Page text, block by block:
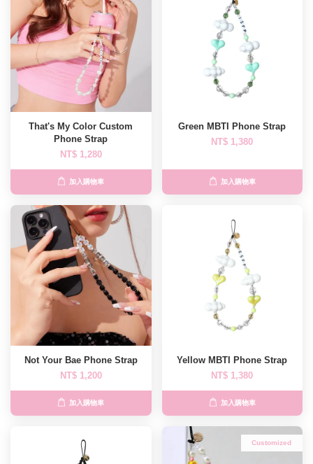
That's My Color Custom
Phone Strap
NT$ 1,280
加入購物車
Green MBTI Phone Strap
NT$ 1,380
加入購物車
Not Your Bae Phone Strap
NT$ 1,200
加入購物車
Yellow MBTI Phone Strap
NT$ 1,380
加入購物車
Customized